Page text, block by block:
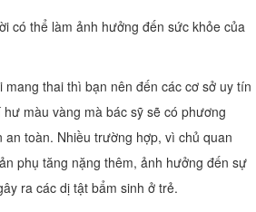
có thể làm ảnh hưởng đến sức khỏe của
thai thì bạn nên đến các cơ sở uy tín
màu vàng mà bác sỹ sẽ có phương
toàn. Nhiều trường hợp, vì chủ quan
phụ tăng nặng thêm, ảnh hưởng đến sự
ra các dị tật bẩm sinh ở trẻ.